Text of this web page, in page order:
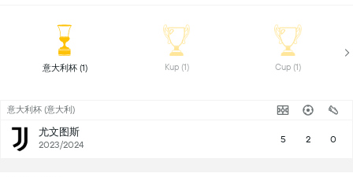
意大利杯 (1) Kup (1)
意大利杯 (意大利)
尤文图斯
2023/2024 5 2 0